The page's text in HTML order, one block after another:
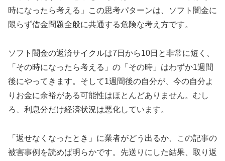
時になったら考える」この思考パターンは、ソフト闇金に
限らず借金問題全般に共通する危険な考え方です。
ソフト闇金の返済サイクルは7日から10日と非常に短く、
「その時になったら考える」の「その時」はわずか1週間
後にやってきます。そして1週間後の自分が、今の自分よ
りお金に余裕がある可能性はほとんどありません。むし
ろ、利息分だけ経済状況は悪化しています。
「返せなくなったとき」に業者がどう出るか、この記事の
被害事例を読めば明らかです。先送りにした結果、取り返